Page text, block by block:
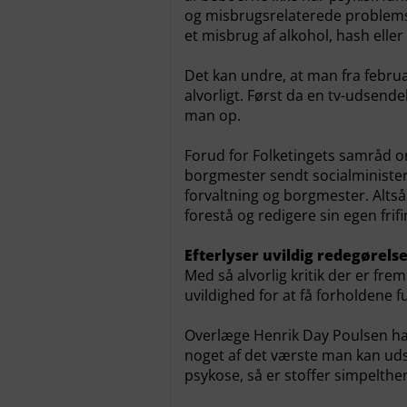
og misbrugsrelaterede
et misbrug af alkohol, hash
Det kan undre, at man fra
alvorligt. Først da en tv-
man op.
Forud for Folketingets samråd
borgmester sendt
forvaltning og borgmester.
forestå og redigere sin egen
Efterlyser uvildig redegørelse
Med så alvorlig kritik der er
uvildighed for at få forholdene
Overlæge Henrik Day Poulsen
noget af det værste man kan
psykose, så er stoffer